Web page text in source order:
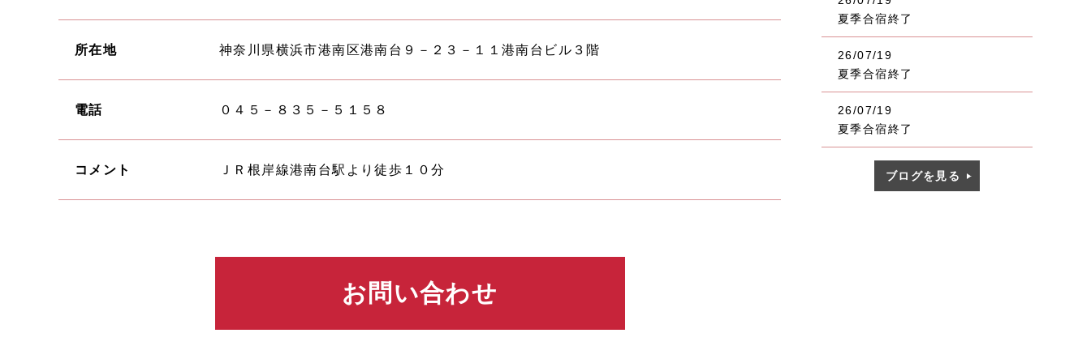
所在地 神奈川県横浜市港南区港南台９－２３－１１港南台ビル３階
電話 ０４５－８３５－５１５８
コメント ＪＲ根岸線港南台駅より徒歩１０分
お問い合わせ
夏季合宿終了
26/07/19
夏季合宿終了
26/07/19
夏季合宿終了
ブログを見る